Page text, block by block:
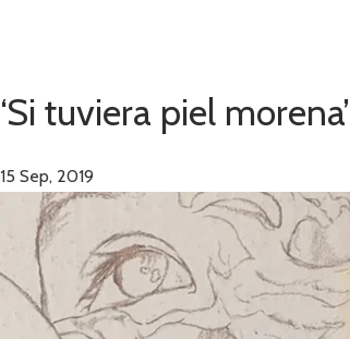
‘Si tuviera piel morena’
15 Sep, 2019